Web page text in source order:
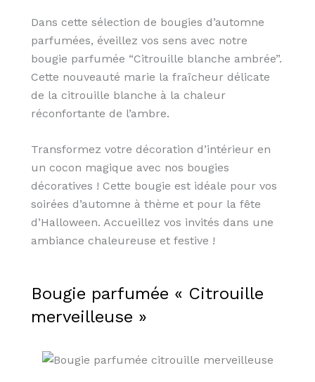
Dans cette sélection de bougies d’automne
parfumées, éveillez vos sens avec notre
bougie parfumée “Citrouille blanche ambrée”.
Cette nouveauté marie la fraîcheur délicate
de la citrouille blanche à la chaleur
réconfortante de l’ambre.
Transformez votre décoration d’intérieur en
un cocon magique avec nos bougies
décoratives ! Cette bougie est idéale pour vos
soirées d’automne à thème et pour la fête
d’Halloween. Accueillez vos invités dans une
ambiance chaleureuse et festive !
Bougie parfumée « Citrouille
merveilleuse »